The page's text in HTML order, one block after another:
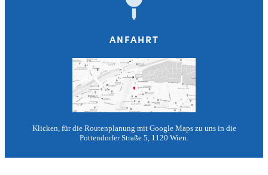
ANFAHRT
Klicken, für die Routenplanung mit Google Maps zu uns in die
Pottendorfer Straße 5, 1120 Wien.